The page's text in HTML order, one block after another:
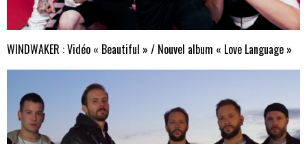
WINDWAKER : Vidéo « Beautiful » / Nouvel album « Love Language »